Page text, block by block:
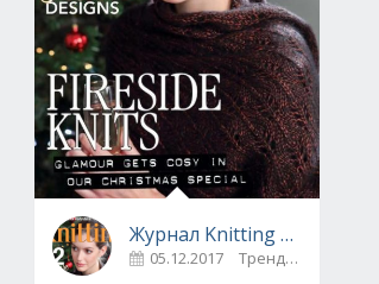
Журнал Knitting № 175, декабрь 2017
05.12.2017 Тренды